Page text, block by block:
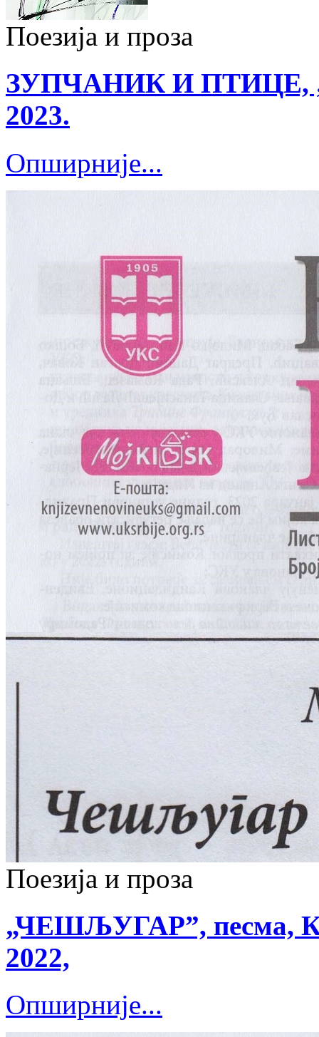
Поезија и проза
ЗУПЧАНИК И ПТИЦЕ,
2023.
Опширније...
Поезија и проза
„ЧЕШЉУГАР”, песма,
2022,
Опширније...